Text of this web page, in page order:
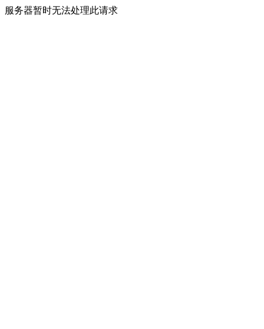
服务器暂时无法处理此请求